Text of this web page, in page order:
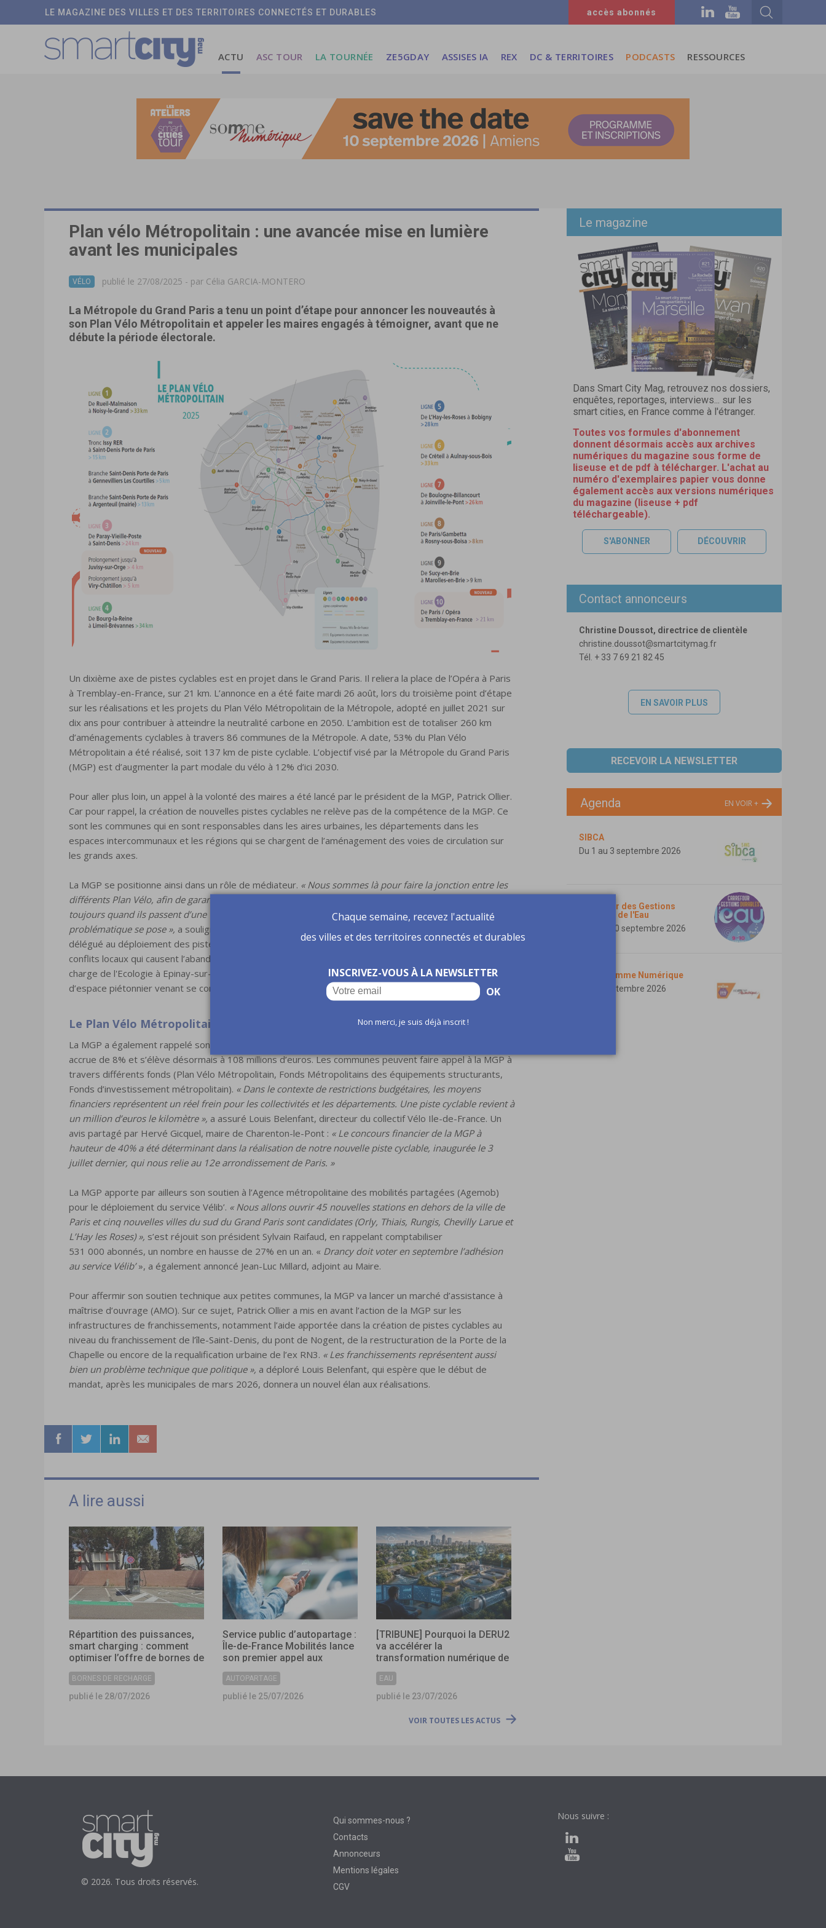
LE MAGAZINE DES VILLES ET DES TERRITOIRES CONNECTÉS ET DURABLES accès abonnés
ACTU ASC TOUR LA TOURNÉE ZE5GDAY ASSISES IA REX DC & TERRITOIRES PODCASTS RESSOURCES
Plan vélo Métropolitain : une avancée mise en lumière
avant les municipales
VÉLO publié le 27/08/2025 - par Célia GARCIA-MONTERO
La Métropole du Grand Paris a tenu un point d’étape pour annoncer les nouveautés à
son Plan Vélo Métropolitain et appeler les maires engagés à témoigner, avant que ne
débute la période électorale.
Un dixième axe de pistes cyclables est en projet dans le Grand Paris. Il reliera la place de l’Opéra à Paris
à Tremblay-en-France, sur 21 km. L’annonce en a été faite mardi 26 août, lors du troisième point d’étape
sur les réalisations et les projets du Plan Vélo Métropolitain de la Métropole, adopté en juillet 2021 sur
dix ans pour contribuer à atteindre la neutralité carbone en 2050. L’ambition est de totaliser 260 km
d’aménagements cyclables à travers 86 communes de la Métropole. A date, 53% du Plan Vélo
Métropolitain a été réalisé, soit 137 km de piste cyclable. L’objectif visé par la Métropole du Grand Paris
(MGP) est d’augmenter la part modale du vélo à 12% d’ici 2030.
Pour aller plus loin, un appel à la volonté des maires a été lancé par le président de la MGP, Patrick Ollier.
Car pour rappel, la création de nouvelles pistes cyclables ne relève pas de la compétence de la MGP. Ce
sont les communes qui en sont responsables dans les aires urbaines, les départements dans les
espaces intercommunaux et les régions qui se chargent de l’aménagement des voies de circulation sur
les grands axes.
La MGP se positionne ainsi dans un rôle de médiateur. « Nous sommes là pour faire la jonction entre les
différents Plan Vélo, afin de garantir une continuité géographique. Les citoyens ne perçoivent pas
toujours quand ils passent d’une ville à l’autre lorsqu’ils sont en voiture ou à pied. En revanche à vélo, la
problématique se pose », a souligné Patrick Ollier. Pour Jacques Baudrier, conseiller métropolitain
délégué au déploiement des pistes cyclables, ce sont les difficultés de coordination des acteurs et les
conflits locaux qui causent l’abandon de nombreux projets. Et Eugénie Ponthier, adjointe au Maire en
charge de l'Ecologie à Epinay-sur-Seine, de citer les conflits d’usage sur les berges de la Seine, le plan
d’espace piétonnier venant se confronter au plan vélo et à la circulation automobile.
Le Plan Vélo Métropolitain doté de 108 millions d’euros
La MGP a également rappelé son rôle de financeur. L’enveloppe dédiée au Plan Vélo Métropolitain a été
accrue de 8% et s’élève désormais à 108 millions d’euros. Les communes peuvent faire appel à la MGP à
travers différents fonds (Plan Vélo Métropolitain, Fonds Métropolitains des équipements structurants,
Fonds d’investissement métropolitain). « Dans le contexte de restrictions budgétaires, les moyens
financiers représentent un réel frein pour les collectivités et les départements. Une piste cyclable revient à
un million d’euros le kilomètre », a assuré Louis Belenfant, directeur du collectif Vélo Ile-de-France. Un
avis partagé par Hervé Gicquel, maire de Charenton-le-Pont : « Le concours financier de la MGP à
hauteur de 40% a été déterminant dans la réalisation de notre nouvelle piste cyclable, inaugurée le 3
juillet dernier, qui nous relie au 12e arrondissement de Paris. »
La MGP apporte par ailleurs son soutien à l’Agence métropolitaine des mobilités partagées (Agemob)
pour le déploiement du service Vélib’. « Nous allons ouvrir 45 nouvelles stations en dehors de la ville de
Paris et cinq nouvelles villes du sud du Grand Paris sont candidates (Orly, Thiais, Rungis, Chevilly Larue et
L’Hay les Roses) », s’est réjouit son président Sylvain Raifaud, en rappelant comptabiliser
531 000 abonnés, un nombre en hausse de 27% en un an. « Drancy doit voter en septembre l’adhésion
au service Vélib’», a également annoncé Jean-Luc Millard, adjoint au Maire.
Pour affermir son soutien technique aux petites communes, la MGP va lancer un marché d’assistance à
maîtrise d’ouvrage (AMO). Sur ce sujet, Patrick Ollier a mis en avant l’action de la MGP sur les
infrastructures de franchissements, notamment l’aide apportée dans la création de pistes cyclables au
niveau du franchissement de l’île-Saint-Denis, du pont de Nogent, de la restructuration de la Porte de la
Chapelle ou encore de la requalification urbaine de l’ex RN3. « Les franchissements représentent aussi
bien un problème technique que politique », a déploré Louis Belenfant, qui espère que le début de
mandat, après les municipales de mars 2026, donnera un nouvel élan aux réalisations.
A lire aussi
Répartition des puissances,
smart charging : comment
optimiser l’offre de bornes de
recharge dans les
collectivités ?
BORNES DE RECHARGE
publié le 28/07/2026
Service public d’autopartage :
Île-de-France Mobilités lance
son premier appel aux
collectivités
AUTOPARTAGE
publié le 25/07/2026
[TRIBUNE] Pourquoi la DERU2
va accélérer la
transformation numérique de
l’assainissement ?
EAU
publié le 23/07/2026
VOIR TOUTES LES ACTUS
Le magazine
Dans Smart City Mag, retrouvez nos dossiers,
enquêtes, reportages, interviews... sur les
smart cities, en France comme à l'étranger.
Toutes vos formules d'abonnement
donnent désormais accès aux archives
numériques du magazine sous forme de
liseuse et de pdf à télécharger. L'achat au
numéro d'exemplaires papier vous donne
également accès aux versions numériques
du magazine (liseuse + pdf
téléchargeable).
S'ABONNER DÉCOUVRIR
Contact annonceurs
Christine Doussot, directrice de clientèle
christine.doussot@smartcitymag.fr
Tél. + 33 7 69 21 82 45
EN SAVOIR PLUS
RECEVOIR LA NEWSLETTER
Agenda EN VOIR +
SIBCA
Du 1 au 3 septembre 2026
Carrefour des Gestions
Durables de l'Eau
Du 9 au 10 septembre 2026
ASCT Somme Numérique
Le 10 septembre 2026
© 2026. Tous droits réservés.
Qui sommes-nous ?
Contacts
Annonceurs
Mentions légales
CGV
Nous suivre :
Chaque semaine, recevez l'actualité
des villes et des territoires connectés et durables
INSCRIVEZ-VOUS À LA NEWSLETTER
OK
Non merci, je suis déjà inscrit !